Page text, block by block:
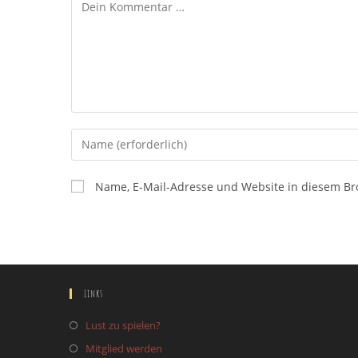
Gib
deinen
Namen
oder
Name, E-Mail-Adresse und Website in diesem
Links
Lust zu spielen?
Mitglied werden